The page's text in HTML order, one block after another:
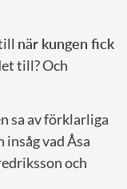
när kungen fick
till? Och
sa av förklarliga
insåg vad Åsa
och